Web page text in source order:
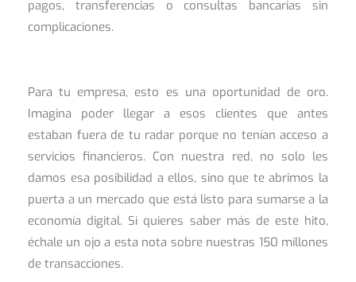
pagos, transferencias o consultas bancarias sin
complicaciones.
Para tu empresa, esto es una oportunidad de oro.
Imagina poder llegar a esos clientes que antes
estaban fuera de tu radar porque no tenían acceso a
servicios financieros. Con nuestra red, no solo les
damos esa posibilidad a ellos, sino que te abrimos la
puerta a un mercado que está listo para sumarse a la
economía digital. Si quieres saber más de este hito,
échale un ojo a esta nota sobre nuestras 150 millones
de transacciones.